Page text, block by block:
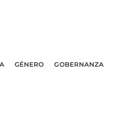
GÉNERO GOBERNANZA